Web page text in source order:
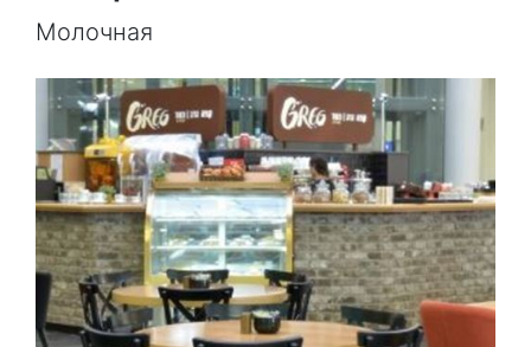
Молочная